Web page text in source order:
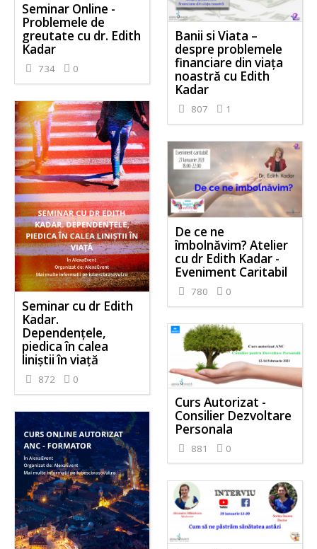
Seminar Online -
Problemele de
greutate cu dr. Edith
Kadar
734 0
Banii si Viata –
despre problemele
financiare din viața
noastră cu Edith
Kadar
807 1
Seminar cu dr Edith
Kadar.
Dependențele,
piedica în calea
liniștii în viață
872 0
De ce ne
îmbolnăvim? Atelier
cu dr Edith Kadar -
Eveniment Caritabil
780 0
Curs Autorizat -
Consilier Dezvoltare
Personala
881 0